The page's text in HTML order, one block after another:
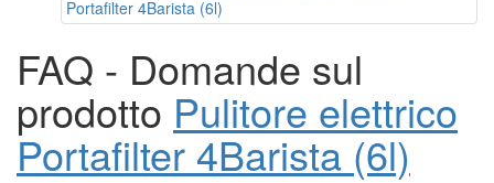
FAQ - Domande sul
prodotto Pulitore elettrico
Portafilter 4Barista (6l)